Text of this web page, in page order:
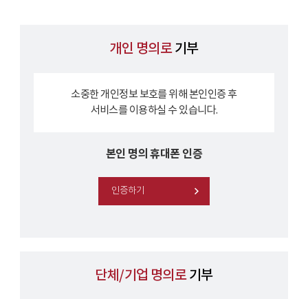
개인 명의로기부
소중한 개인정보 보호를 위해 본인인증 후
서비스를 이용하실 수 있습니다.
본인 명의 휴대폰 인증
인증하기
단체/기업 명의로기부